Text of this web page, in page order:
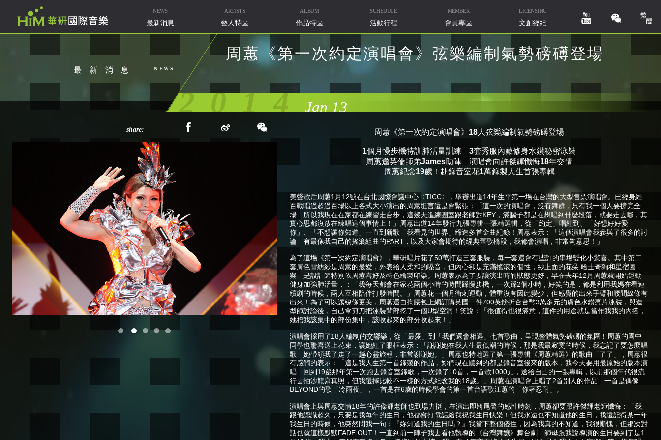
NEWS
最新消息
ARTISTS
藝人特區
ALBUM
作品特區
SCHEDULE
活動行程
MEMBER
會員專區
LICENSING
文創經紀
youtube weixin 簡體
最新消息 NEWS
周蕙《第一次約定演唱會》弦樂編制氣勢磅礡登場
2014Jan 13
周蕙 《第一次約定演唱會》 18人弦樂編制氣勢磅礡登場
1個月慢步機特訓肺活量訓練3套秀服內藏修身水鑚秘密泳裝
周蕙邀英倫師弟James助陣演唱會向許傑輝懺悔18年交情
周蕙紀念19歲！赴錄音室花1萬錄製人生首張專輯
美聲歌后周蕙1月12號在台北國際會議中心〈TICC〉，舉辦出道14年生平第一場在台灣的大型售票演唱會。已經身經
百戰唱過超過百場以上各式大小演出的周蕙坦言還是會緊張：「這一次的演唱會，沒有舞群，只有我一個人要撐完全
場，所以我現在在家都在練習走台步，這幾天進練團室跟老師對KEY，滿腦子都是在想唱到什麼段落，就要走去哪，其
實心思都沒放在練唱這個事情上！」周蕙出道14年發行九張專輯一張精選輯，從「約定」唱紅到、「好想好好愛
你」、「不想讓你知道」一直到新歌「我看見的世界」締造多首金曲紀錄！周蕙表示：「這個演唱會我參與了很多的討
論，有最像我自己的搖滾組曲的PART，以及大家會期待的經典舊歌橋段，我都會演唱，非常夠意思！」
為了這場《第一次約定演唱會》，華研唱片花了50萬打造三套服裝，每一套還會有些許的串場變化小驚喜。其中第二
套膚色雪紡紗是周蕙的最愛，外表給人柔和的嗓音，但內心卻是充滿搖滾的個性，紗上面的花朵,哈士奇狗和星宿圖
案，是設計師特別依周蕙喜好及特色繪製印染。周蕙表示為了要讓演出時的狀態更好，早在去年12月周蕙就開始運動
健身加強肺活量，：「我每天都會在家花兩個小時的時間踩慢步機，一次踩2個小時，好笑的是，都是利用我媽在看連
續劇的時候，兩人互相陪伴打發時間。」周蕙花一個月衝刺運動，體重沒有因此變少，但感覺的出來手臂和腰間線條有
出來！為了可以讓線條更美，周蕙還自掏腰包上網訂購英國一件700英鎊折合台幣3萬多元的膚色水鑚亮片泳裝，與造
型師討論後，自己拿剪刀把泳裝背部挖了一個U型空洞！笑說：「很值得也很滿意，這件的用途就是當作我我的內搭，
她把我該集中的部份集中，該收起來的部分收起來！」
演唱會採用了18人編制的交響樂，從「最愛」到「我們還會相遇」七首歌曲，呈現整體氣勢磅礡的氛圍！周蕙的國中
同學也驚喜送上花束，讓她紅了眼框表示：「謝謝她在我人生最低潮的時候，那是我最寂寞的時候，我忘記了要怎麼唱
歌，她帶領我了走了一趟心靈旅程，非常謝謝她。」周蕙也特地選了第一張專輯《周蕙精選》的歌曲「了了」，周蕙很
有感觸的表示：「這是我人生第一首錄製的作品，妳們現在聽到的都是錄音室後來的版本，我今天要用最原始的版本演
唱，回到19歲那年第一次跑去錄音室錄歌，一次錄了10首，一首歌1000元，送給自己的一張專輯，以前那個年代很流
行去拍沙龍寫真照，但我選擇比較不一樣的方式紀念我的18歲。」周蕙在演唱會上唱了2首別人的作品，一首是偶像
BEYOND的歌「冷雨夜」，一首是在6歲的時候學會的第一首台語歌江蕙的「你著忍耐」。
演唱會上與周蕙交情18年的許傑輝老師也到場力挺，在演出即將尾聲的感性時刻，周蕙卻要跟許傑輝老師懺悔：「我
跟他認識超久，只要是我每年的生日，他都會打電話給我祝我生日快樂！但我永遠也不知道他的生日，我還記得某一年
我生日的時候，他突然問我一句：『妳知道我的生日嗎？』我當下整個傻住，因為我真的不知道，我很慚愧，但那次對
話也就這樣默默FADE OUT！一直到前一陣子我去看他執導的《台灣舞孃》舞台劇，師母跟我說導演的生日要到了是1